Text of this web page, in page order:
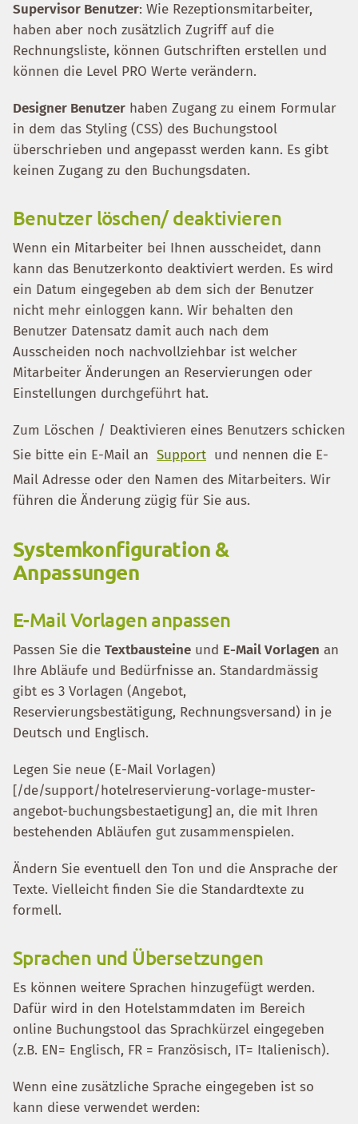
Supervisor Benutzer: Wie Rezeptionsmitarbeiter,
haben aber noch zusätzlich Zugriff auf die
Rechnungsliste, können Gutschriften erstellen und
können die Level PRO Werte verändern.
Designer Benutzer haben Zugang zu einem Formular
in dem das Styling (CSS) des Buchungstool
überschrieben und angepasst werden kann. Es gibt
keinen Zugang zu den Buchungsdaten.
Benutzer löschen/ deaktivieren
Wenn ein Mitarbeiter bei Ihnen ausscheidet, dann
kann das Benutzerkonto deaktiviert werden. Es wird
ein Datum eingegeben ab dem sich der Benutzer
nicht mehr einloggen kann. Wir behalten den
Benutzer Datensatz damit auch nach dem
Ausscheiden noch nachvollziehbar ist welcher
Mitarbeiter Änderungen an Reservierungen oder
Einstellungen durchgeführt hat.
Zum Löschen / Deaktivieren eines Benutzers schicken
Sie bitte ein E-Mail an Support und nennen die E-
Mail Adresse oder den Namen des Mitarbeiters. Wir
führen die Änderung zügig für Sie aus.
Systemkonfiguration &
Anpassungen
E-Mail Vorlagen anpassen
Passen Sie die Textbausteine und E-Mail Vorlagen an
Ihre Abläufe und Bedürfnisse an. Standardmässig
gibt es 3 Vorlagen (Angebot,
Reservierungsbestätigung, Rechnungsversand) in je
Deutsch und Englisch.
Legen Sie neue (E-Mail Vorlagen)
[/de/support/hotelreservierung-vorlage-muster-
angebot-buchungsbestaetigung] an, die mit Ihren
bestehenden Abläufen gut zusammenspielen.
Ändern Sie eventuell den Ton und die Ansprache der
Texte. Vielleicht finden Sie die Standardtexte zu
formell.
Sprachen und Übersetzungen
Es können weitere Sprachen hinzugefügt werden.
Dafür wird in den Hotelstammdaten im Bereich
online Buchungstool das Sprachkürzel eingegeben
(z.B. EN= Englisch, FR = Französisch, IT= Italienisch).
Wenn eine zusätzliche Sprache eingegeben ist so
kann diese verwendet werden: